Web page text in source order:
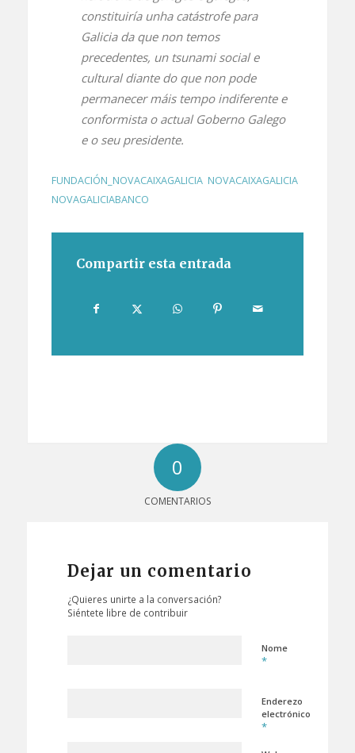
constituiría unha catástrofe para
Galicia da que non temos
precedentes, un tsunami social e
cultural diante do que non pode
permanecer máis tempo indiferente e
conformista o actual Goberno Galego
e o seu presidente.
FUNDACIÓN_NOVACAIXAGALICIA, NOVACAIXAGALICIA,
NOVAGALICIABANCO
Compartir esta entrada
0
COMENTARIOS
Dejar un comentario
¿Quieres unirte a la conversación?
Siéntete libre de contribuir
Nome
*
Enderezo
electrónico
*